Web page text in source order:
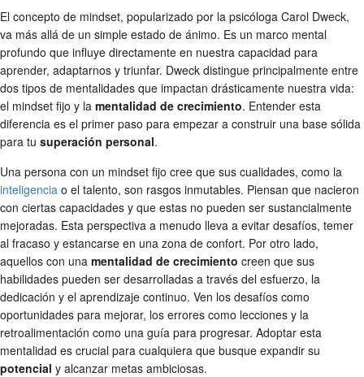
El concepto de mindset, popularizado por la psicóloga Carol Dweck,
va más allá de un simple estado de ánimo. Es un marco mental
profundo que influye directamente en nuestra capacidad para
aprender, adaptarnos y triunfar. Dweck distingue principalmente entre
dos tipos de mentalidades que impactan drásticamente nuestra vida:
el mindset fijo y la mentalidad de crecimiento. Entender esta
diferencia es el primer paso para empezar a construir una base sólida
para tu superación personal.
Una persona con un mindset fijo cree que sus cualidades, como la
inteligencia o el talento, son rasgos inmutables. Piensan que nacieron
con ciertas capacidades y que estas no pueden ser sustancialmente
mejoradas. Esta perspectiva a menudo lleva a evitar desafíos, temer
al fracaso y estancarse en una zona de confort. Por otro lado,
aquellos con una mentalidad de crecimiento creen que sus
habilidades pueden ser desarrolladas a través del esfuerzo, la
dedicación y el aprendizaje continuo. Ven los desafíos como
oportunidades para mejorar, los errores como lecciones y la
retroalimentación como una guía para progresar. Adoptar esta
mentalidad es crucial para cualquiera que busque expandir su
potencial y alcanzar metas ambiciosas.